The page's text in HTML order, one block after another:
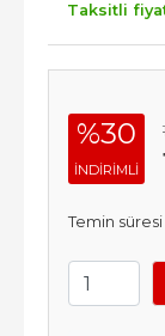
Taksitli
%30
INDIRIMLI
Temin